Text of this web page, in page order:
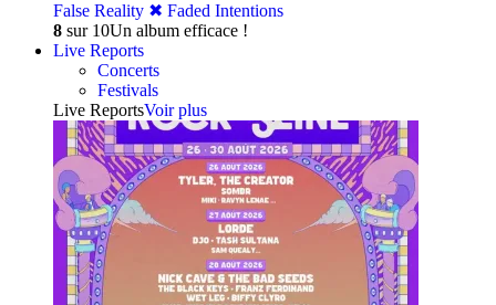
False Reality ✖︎ Faded Intentions
8 sur 10Un album efficace !
Live Reports
Concerts
Festivals
Live ReportsVoir plus